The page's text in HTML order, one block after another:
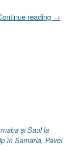
reading →
şi Saul la
în Samaria, Pavel